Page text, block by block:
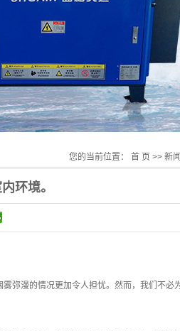
您的当前位置： 首 页 >> 新
环境。
弥漫的情况更加令人担忧。然而，我们不必